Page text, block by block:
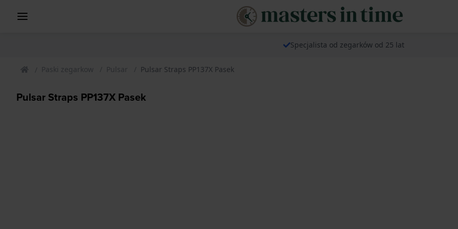
Specjalista od zegarków od 25 lat
Paski zegarkow Pulsar Pulsar Straps PP137X Pasek
Pulsar Straps PP137X Pasek